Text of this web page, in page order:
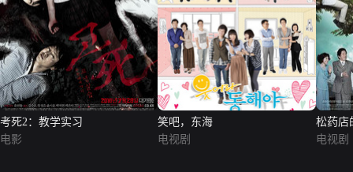
考死2：教学实习
电影
笑吧，东海
电视剧
松药店
电视剧